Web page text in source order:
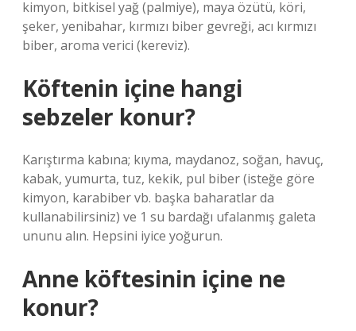
kimyon, bitkisel yağ (palmiye), maya özütü, köri,
şeker, yenibahar, kırmızı biber gevreği, acı kırmızı
biber, aroma verici (kereviz).
Köftenin içine hangi
sebzeler konur?
Karıştırma kabına; kıyma, maydanoz, soğan, havuç,
kabak, yumurta, tuz, kekik, pul biber (isteğe göre
kimyon, karabiber vb. başka baharatlar da
kullanabilirsiniz) ve 1 su bardağı ufalanmış galeta
ununu alın. Hepsini iyice yoğurun.
Anne köftesinin içine ne
konur?